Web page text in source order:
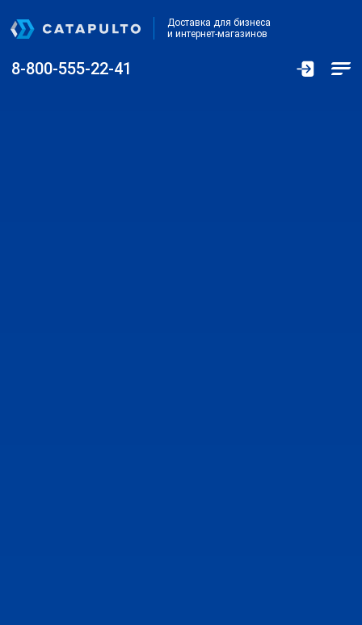
Доставка для бизнеса
и интернет-магазинов
8-800-555-22-41